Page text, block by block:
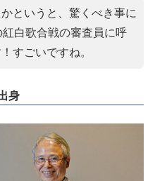
というと、驚くべき事に
白歌合戦の審査員に呼
すごいですね。
身